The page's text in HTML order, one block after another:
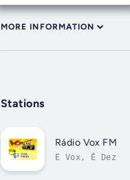
MORE INFORMATION
Stations
Rádio Vox FM
E Vox, É Dez